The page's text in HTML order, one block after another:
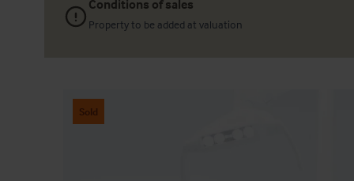
Conditions of sales
Property to be added at valuation
Sold